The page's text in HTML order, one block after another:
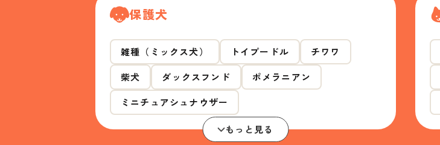
保護犬
雑種（ミックス犬） トイプードル
チワワ
柴犬
ダックスフンド
ポメラニアン
ミニチュアシュナウザー
もっと見る